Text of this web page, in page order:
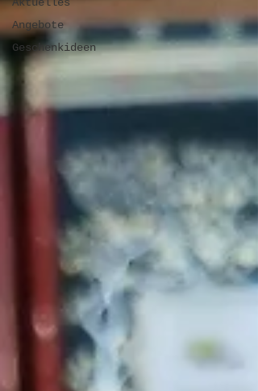
Angebote
Geschenkideen